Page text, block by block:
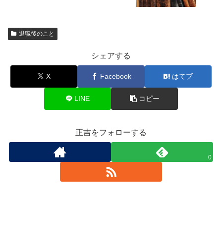
退職後のこと
シェアする
X Facebook はてブ
LINE コピー
正吉をフォローする
0